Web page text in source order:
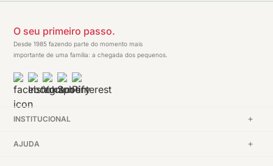
O seu primeiro passo.
Desde 1985 fazendo parte do momento mais
importante de uma família: a chegada dos pequenos.
INSTITUCIONAL
AJUDA